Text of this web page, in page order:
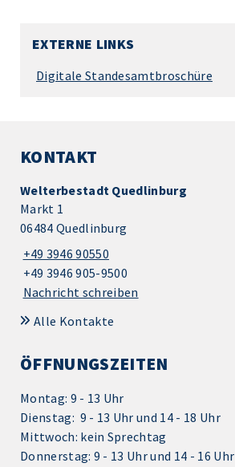
EXTERNE LINKS
Digitale Standesamtbroschüre
KONTAKT
Welterbestadt Quedlinburg
Markt 1
06484 Quedlinburg
+49 3946 90550
+49 3946 905-9500
Nachricht schreiben
Alle Kontakte
ÖFFNUNGSZEITEN
Montag: 9 - 13 Uhr
Dienstag: 9 - 13 Uhr und 14 - 18 Uhr
Mittwoch: kein Sprechtag
Donnerstag: 9 - 13 Uhr und 14 - 16 Uhr